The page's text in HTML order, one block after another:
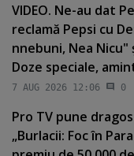
VIDEO. Ne-au dat
reclamă Pepsi cu
nnebuni, Nea Nicu"
Doze speciale,
7 AUG 2026 12:06 0
Pro TV pune
„Burlacii: Foc în